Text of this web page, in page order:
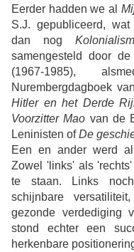
Eerder hadden we al
S.J. gepubliceerd,
dan nog
samengesteld door
(1967-1985),
Nurembergdagboek
Hitler en het Derde
Voorzitter Mao van de
Leninisten ofDe
Een en ander werd
Zowel 'links' als
te staan. Links
schijnbare
gezonde verdediging
stond echter een
herkenbare